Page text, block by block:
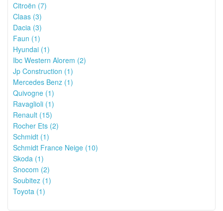
Citroën (7)
Claas (3)
Dacia (3)
Faun (1)
Hyundai (1)
Ibc Western Alorem (2)
Jp Construction (1)
Mercedes Benz (1)
Quivogne (1)
Ravaglioli (1)
Renault (15)
Rocher Ets (2)
Schmidt (1)
Schmidt France Neige (10)
Skoda (1)
Snocom (2)
Soubitez (1)
Toyota (1)